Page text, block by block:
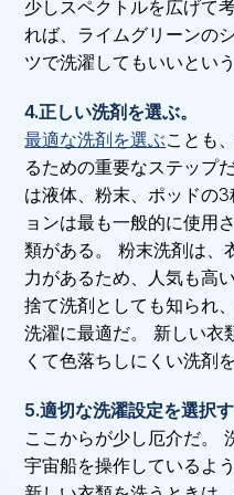
少しスペクトルを広げて
れば、ライムグリーンの
ツで洗濯してもいいという
4.正しい洗剤を選ぶ。
最適な洗剤を選ぶことも
るための重要なステップ
は液体、粉末、ポッドの
ョンは最も一般的に使用
類がある。 粉末洗剤は、
力があるため、人気も高
捨て洗剤としても知られ
洗濯に最適だ。 新しい衣
くて色落ちしにくい洗剤
5.適切な洗濯設定を選択す
ここからが少し厄介だ。
宇宙船を操作しているよ